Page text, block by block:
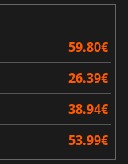
59.80€
26.39€
38.94€
53.99€